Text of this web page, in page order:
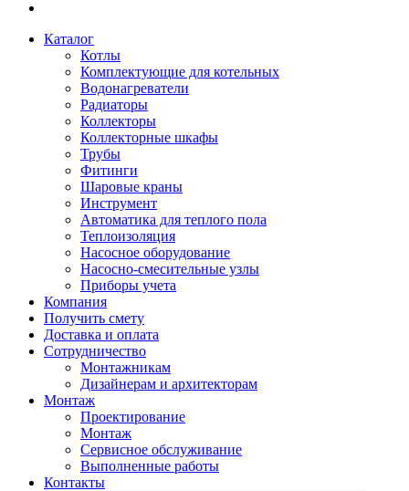
Каталог
Котлы
Комплектующие для котельных
Водонагреватели
Радиаторы
Коллекторы
Коллекторные шкафы
Трубы
Фитинги
Шаровые краны
Инструмент
Автоматика для теплого пола
Теплоизоляция
Насосное оборудование
Насосно-смесительные узлы
Приборы учета
Компания
Получить смету
Доставка и оплата
Сотрудничество
Монтажникам
Дизайнерам и архитекторам
Монтаж
Проектирование
Монтаж
Сервисное обслуживание
Выполненные работы
Контакты